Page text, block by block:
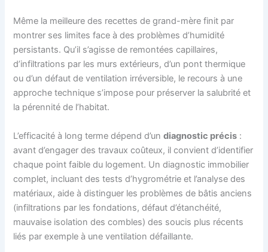
Même la meilleure des recettes de grand-mère finit par
montrer ses limites face à des problèmes d’humidité
persistants. Qu’il s’agisse de remontées capillaires,
d’infiltrations par les murs extérieurs, d’un pont thermique
ou d’un défaut de ventilation irréversible, le recours à une
approche technique s’impose pour préserver la salubrité et
la pérennité de l’habitat.
L’efficacité à long terme dépend d’undiagnostic précis :
avant d’engager des travaux coûteux, il convient d’identifier
chaque point faible du logement. Un diagnostic immobilier
complet, incluant des tests d’hygrométrie et l’analyse des
matériaux, aide à distinguer les problèmes de bâtis anciens
(infiltrations par les fondations, défaut d’étanchéité,
mauvaise isolation des combles) des soucis plus récents
liés par exemple à une ventilation défaillante.